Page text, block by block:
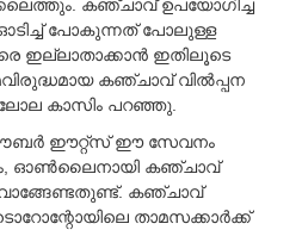
കഞ്ചാവ് ഉപയോഗിച്ച
പോകുന്നത് പോലുള്ള
ഇല്ലാതാക്കാന്‍ ഇതിലൂടെ
കഞ്ചാവ് വില്‍പ്പന
കാസിം പറഞ്ഞു.
ഈറ്റ്സ് ഈ സേവനം
ഓണ്‍ലൈനായി കഞ്ചാവ്
കഞ്ചാവ്
താമസക്കാര്‍ക്ക്